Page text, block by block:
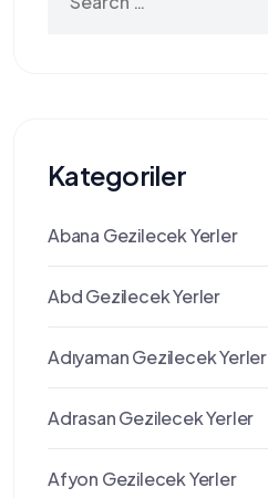
for:
Kategoriler
Abana Gezilecek Yerler
Abd Gezilecek Yerler
Adıyaman Gezilecek Yerler
Adrasan Gezilecek Yerler
Afyon Gezilecek Yerler